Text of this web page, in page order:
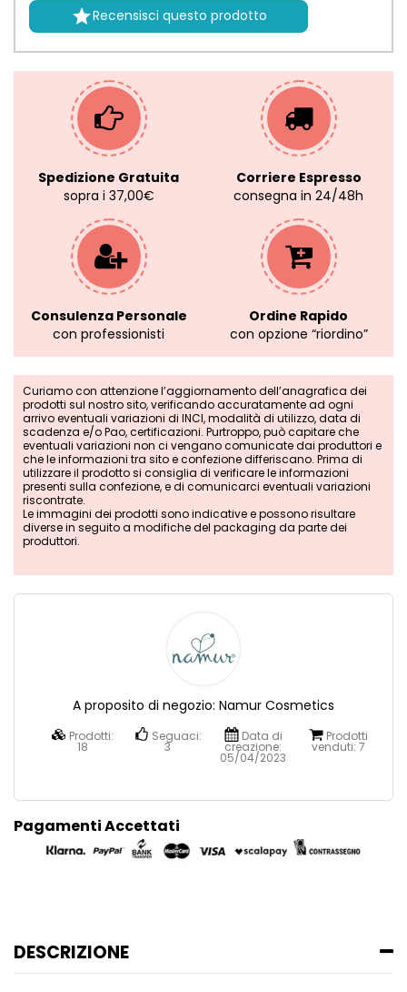
Recensisci questo prodotto
Spedizione Gratuita
sopra i 37,00€
Corriere Espresso
consegna in 24/48h
Consulenza Personale
con professionisti
Ordine Rapido
con opzione “riordino”
Curiamo con attenzione l’aggiornamento dell’anagrafica dei
prodotti sul nostro sito, verificando accuratamente ad ogni
arrivo eventuali variazioni di INCI, modalità di utilizzo, data di
scadenza e/o Pao, certificazioni. Purtroppo, può capitare che
eventuali variazioni non ci vengano comunicate dai produttori e
che le informazioni tra sito e confezione differiscano. Prima di
utilizzare il prodotto si consiglia di verificare le informazioni
presenti sulla confezione, e di comunicarci eventuali variazioni
riscontrate.
Le immagini dei prodotti sono indicative e possono risultare
diverse in seguito a modifiche del packaging da parte dei
produttori.
A proposito di negozio: Namur Cosmetics
Prodotti:
18
Seguaci:
3 creazione:
05/04/2023
venduti: 7
Pagamenti Accettati
DESCRIZIONE